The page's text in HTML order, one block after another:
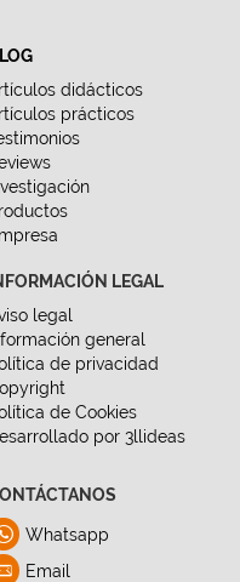
didácticos
prácticos
LEGAL
legal
general
de privacidad
de Cookies
por 3llideas
Whatsapp
Email